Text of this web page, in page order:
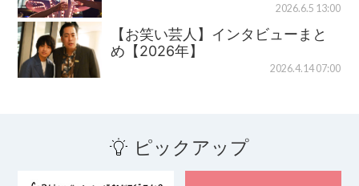
2026.6.5 13:00
【お笑い芸人】インタビューまと
め【2026年】
2026.4.14 07:00
ピックアップ